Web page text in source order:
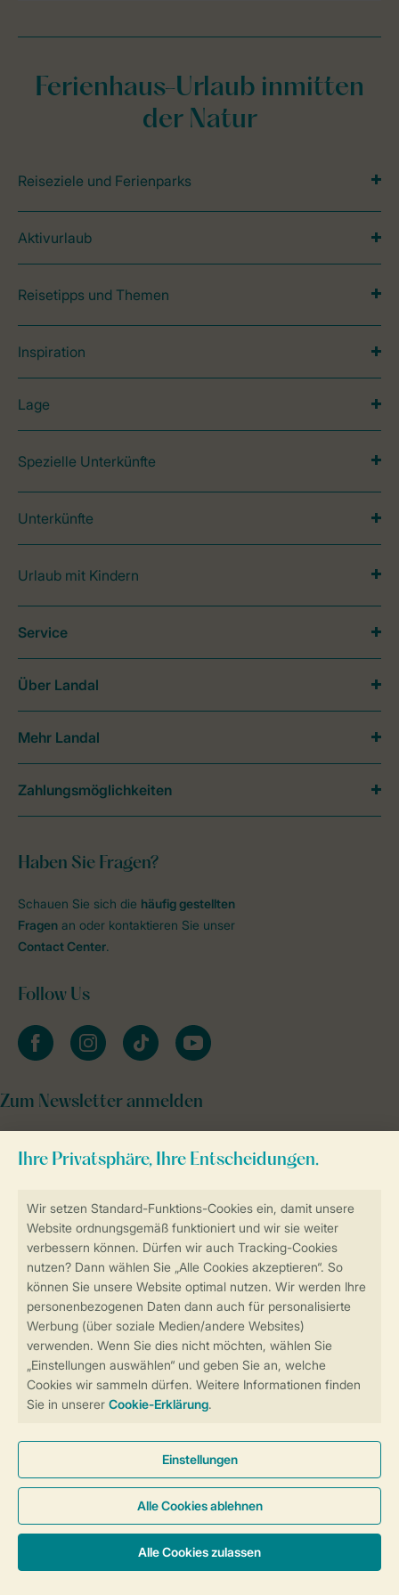
Sicherstellung Deiner Privatsphäre
Sicher und schnell zur Online-Buchung
Sichere Datenübertragung
Sicheres Bezahlen
Ferienhaus-Urlaub inmitten
der Natur
Reiseziele und Ferienparks
Aktivurlaub
Reisetipps und Themen
Inspiration
Lage
Spezielle Unterkünfte
Unterkünfte
Urlaub mit Kindern
Haben Sie Fragen?
Schauen Sie sich die häufig gestellten
Fragen an oder kontaktieren Sie unser
Contact Center.
Follow Us
facebookinstagramtiktok youtube
Zum Newsletter anmelden
Service
Über Landal
Mehr Landal
Zahlungsmöglichkeiten
Cookies und Banner
Barrierefreiheit
© 2026 Landal GreenParks GmbH